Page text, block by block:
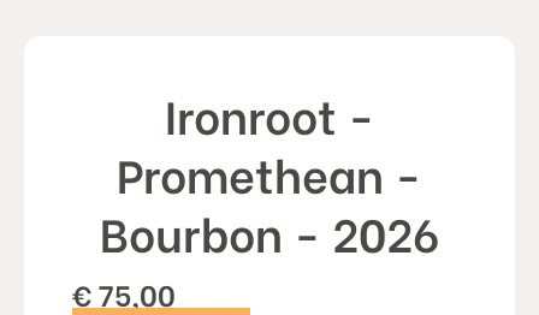
Ironroot -
Promethean -
Bourbon - 2026
€75,00